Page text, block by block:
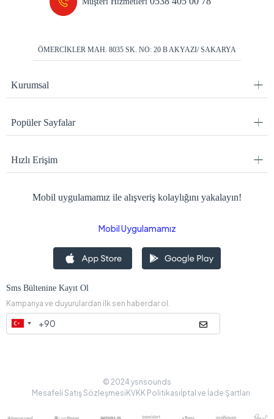
ÖMERCİKLER MAH. 8035 SK. NO: 20 B AKYAZI/ SAKARYA
Kurumsal
Popüler Sayfalar
Hızlı Erişim
Mobil uygulamamız ile alışveriş kolaylığını yakalayın!
Mobil Uygulamamız
Sms Bültenine Kayıt Ol
Kampanya ve duyurulardan ilk sen haberdar ol.
© 2024 ysnsounds
Mesafeli Satış Sözleşmesi KVKK Politikasıİptal ve İade Şartları